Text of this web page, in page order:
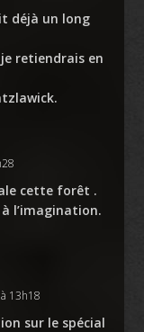
déjà un long
retiendrais en
cette forêt .
l’imagination.
13h18
sur le spécial